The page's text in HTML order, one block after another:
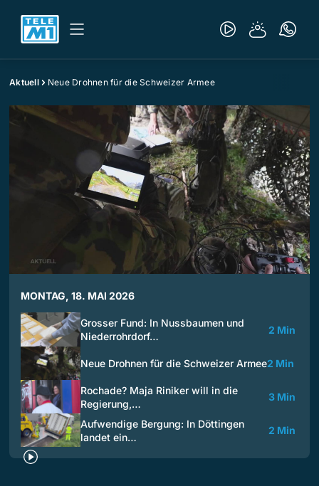
Aktuell Neue Drohnen für die Schweizer Armee
MONTAG, 18. MAI 2026
Grosser Fund: In Nussbaumen und
Niederrohrdorf…
2 Min
Neue Drohnen für die Schweizer Armee2 Min
Rochade? Maja Riniker will in die
Regierung,…
3 Min
Aufwendige Bergung: In Döttingen
landet ein…
2 Min